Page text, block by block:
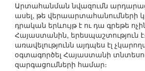
Արտահանման նվազումն
ասել, թե վերաարտահանումների
դրական երևույթ է ու դա գրեթե
Հայաստանին, երեսպաշտություն
առավելությունն այդպես էլ
օգտագործել Հայաստանի
զարգացումների համար։